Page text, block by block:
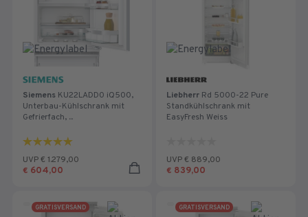
SiemensKU22LADD0 iQ500,
Unterbau-Kühlschrank mit
Gefrierfach, ...
5.0
5
€ 604,00
UVP € 1.279,00
Liebherr Rd 5000-22 Pure
Standkühlschrank mit
EasyFresh Weiss
5
Sternen.
€ 839,00
UVP € 889,00
GRATISVERSAND GRATISVERSAND